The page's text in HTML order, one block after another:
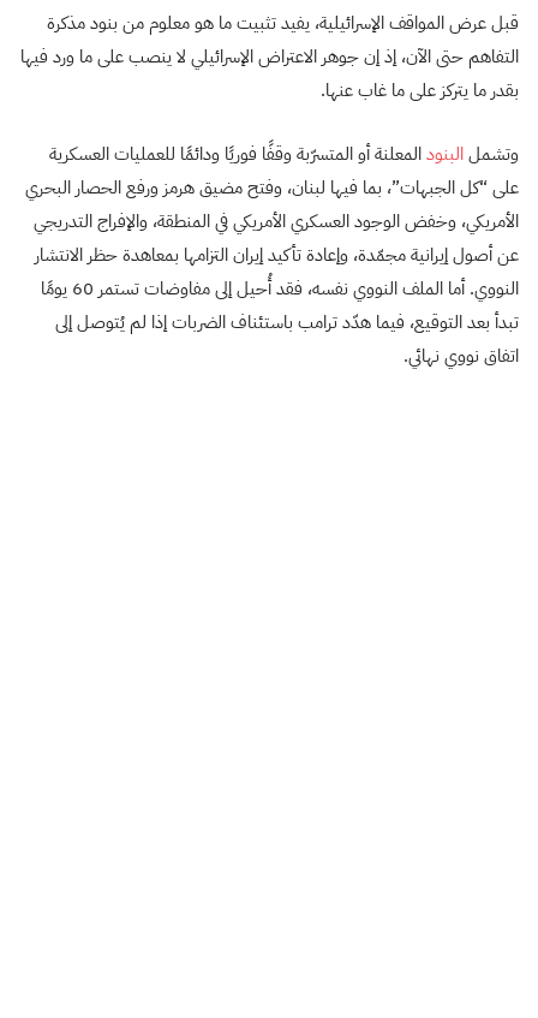
قبل عرض المواقف الإسرائيلية، يفيد تثبيت ما هو معلوم من بنود مذكرة
التفاهم حتى الآن، إذ إن جوهر الاعتراض الإسرائيلي لا ينصب على ما ورد فيها
بقدر ما يتركز على ما غاب عنها.
وتشملالبنودالمعلنة أو المتسرّبة وقفًا فوريًا ودائمًا للعمليات العسكرية
على “كل الجبهات”، بما فيها لبنان، وفتح مضيق هرمز ورفع الحصار البحري
الأمريكي، وخفض الوجود العسكري الأمريكي في المنطقة، والإفراج التدريجي
عن أصول إيرانية مجمّدة، وإعادة تأكيد إيران التزامها بمعاهدة حظر الانتشار
النووي. أما الملف النووي نفسه، فقد أُحيل إلى مفاوضات تستمر 60 يومًا
تبدأ بعد التوقيع، فيما هدّد ترامب باستئناف الضربات إذا لم يُتوصل إلى
اتفاق نووي نهائي.